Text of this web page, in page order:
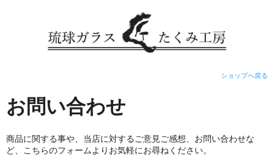
ショップへ戻る
お問い合わせ
商品に関する事や、当店に対するご意見ご感想、お問い合わせな
ど、こちらのフォームよりお気軽にお尋ねください。